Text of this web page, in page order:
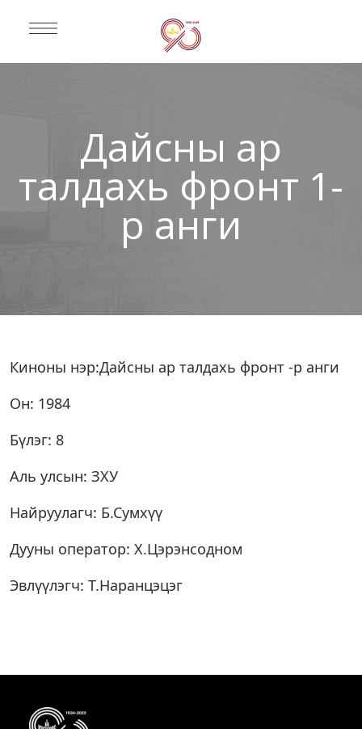
Дайсны ар
талдахь фронт 1-
р анги
Киноны нэр:Дайсны ар талдахь фронт -р анги
Он: 1984
Бүлэг: 8
Аль улсын: ЗХУ
Найруулагч: Б.Сумхүү
Дууны оператор: Х.Цэрэнсодном
Эвлүүлэгч: Т.Наранцэцэг